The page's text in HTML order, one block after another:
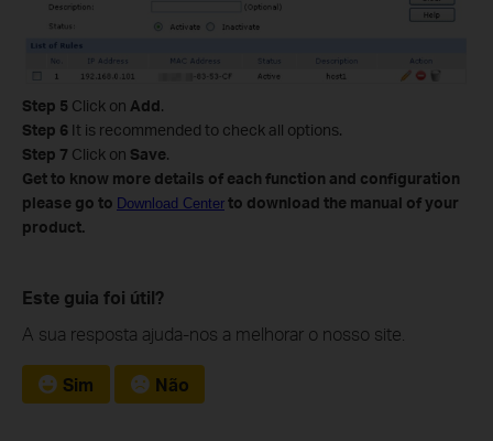
Step 5 Click on Add.
Step 6 It is recommended to check all options.
Step 7 Click on Save.
Get to know more details of each function and configuration
please go to Download Center to download the manual of your
product.
Este guia foi útil?
A sua resposta ajuda-nos a melhorar o nosso site.
Sim Não